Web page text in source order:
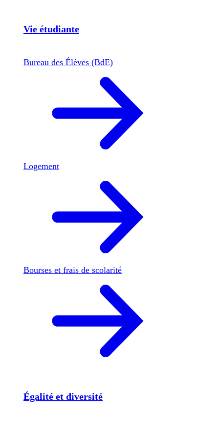
Vie étudiante
Bureau des Élèves (BdE)
Logement
Bourses et frais de scolarité
Égalité et diversité